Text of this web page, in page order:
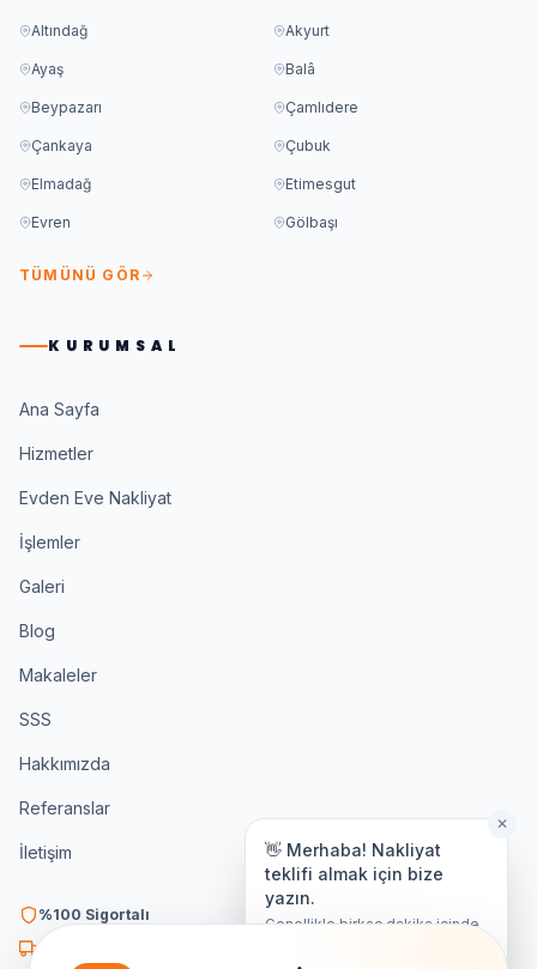
Altındağ Akyurt
Ayaş Balâ
Beypazarı Çamlıdere
Çankaya Çubuk
Elmadağ Etimesgut
Evren Gölbaşı
TÜMÜNÜ GÖR
KURUMSAL
Ana Sayfa
Hizmetler
Evden Eve Nakliyat
İşlemler
Galeri
Blog
Makaleler
SSS
Hakkımızda
Referanslar
İletişim
%100 Sigortalı
K3 Belgeli
✕
👋 Merhaba! Nakliyat
teklifi almak için bize
yazın.
Genellikle birkaç dakika içinde